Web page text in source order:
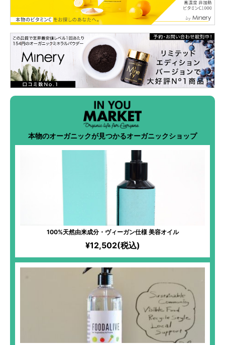
本物のオーガニックが見つかるオーガニックショップ
100%天然由来成分・ヴィーガン仕様 美容オイル
¥12,502(税込)